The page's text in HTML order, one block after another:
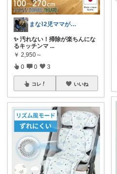
まな⌇2児ママが目指すゆとりある暮らし
✨ 汚れない！掃除が楽ちんにな
るキッチンマ ...
￥ 2,950～
0 0 3
コレ いいね